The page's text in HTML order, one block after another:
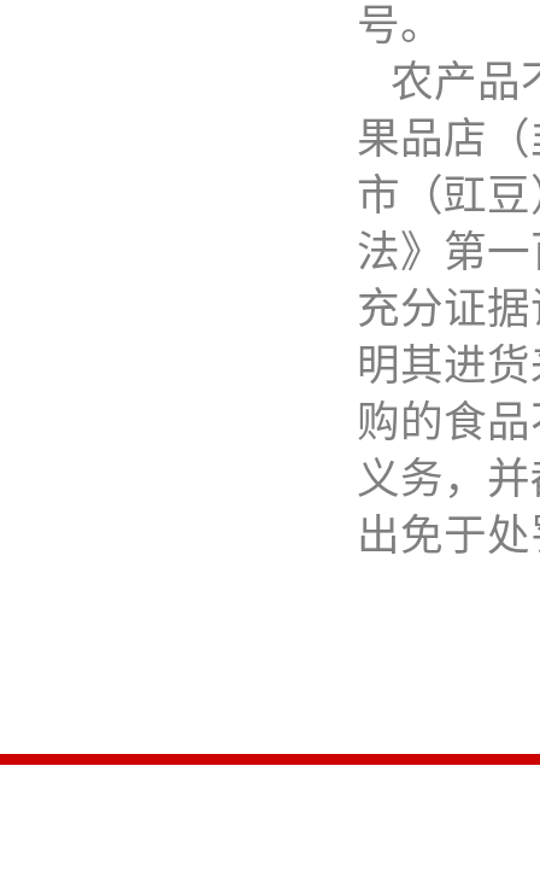
号。
农产品
果品店
市（豇
法》第
充分证
明其进
购的食
义务，
出免于